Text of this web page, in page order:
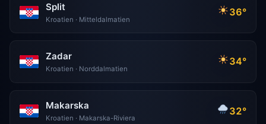
Split
Kroatien · Mitteldalmatien
36°
Zadar
Kroatien · Norddalmatien
34°
Makarska
Kroatien · Makarska-Riviera
32°